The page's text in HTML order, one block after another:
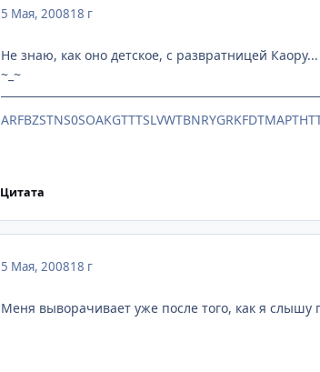
5 Мая, 200818 г
Не знаю, как оно детское, с развратницей Каору...
~_~
Цитата
5 Мая, 200818 г
Меня выворачивает уже после того, как я слышу